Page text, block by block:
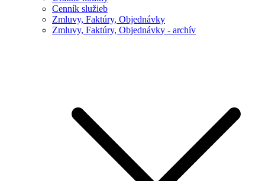
Cenník služieb
Zmluvy, Faktúry, Objednávky
Zmluvy, Faktúry, Objednávky - archív